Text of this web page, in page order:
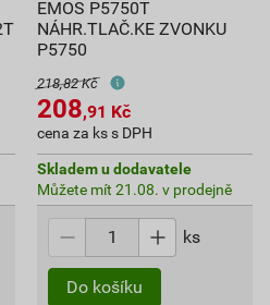
EMOS P5750T
NÁHR.TLAČ.KE ZVONKU
P5750
218,82 Kč
208,91 Kč
cena za ks s DPH
Skladem u dodavatele
Můžete mít 21.08. v prodejně
ks
Do košíku